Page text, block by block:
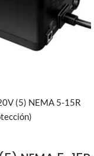
(5) NEMA 5-15R